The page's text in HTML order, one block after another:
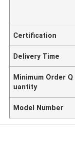
Certification
Delivery Time
Minimum Order Q
uantity
Model Number